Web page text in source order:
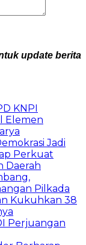
update berita
KNPI
Elemen
Jadi
Perkuat
Daerah
Pilkada
Kukuhkan 38
Perjuangan